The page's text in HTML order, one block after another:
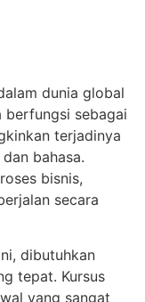
dunia global
berfungsi sebagai
terjadinya
bahasa.
bisnis,
secara
dibutuhkan
tepat. Kursus
yang sangat